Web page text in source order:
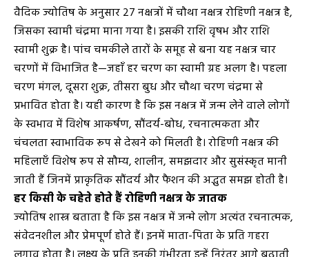
वैदिक ज्योतिष के अनुसार 27 नक्षत्रों में चौथा नक्षत्र रोहिणी नक्षत्र है,
जिसका स्वामी चंद्रमा माना गया है। इसकी राशि वृषभ और राशि
स्वामी शुक्र है। पांच चमकीले तारों के समूह से बना यह नक्षत्र चार
चरणों में विभाजित है—जहाँ हर चरण का स्वामी ग्रह अलग है। पहला
चरण मंगल, दूसरा शुक्र, तीसरा बुध और चौथा चरण चंद्रमा से
प्रभावित होता है। यही कारण है कि इस नक्षत्र में जन्म लेने वाले लोगों
के स्वभाव में विशेष आकर्षण, सौंदर्य-बोध, रचनात्मकता और
चंचलता स्वाभाविक रूप से देखने को मिलती है। रोहिणी नक्षत्र की
महिलाएँ विशेष रूप से सौम्य, शालीन, समझदार और सुसंस्कृत मानी
जाती हैं जिनमें प्राकृतिक सौंदर्य और फैशन की अद्भुत समझ होती है।
हर किसी के चहेते होते हैं रोहिणी नक्षत्र के जातक
ज्योतिष शास्त्र बताता है कि इस नक्षत्र में जन्मे लोग अत्यंत रचनात्मक,
संवेदनशील और प्रेमपूर्ण होते हैं। इनमें माता-पिता के प्रति गहरा